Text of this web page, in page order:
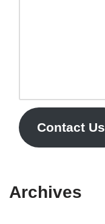
Contact Us
Archives